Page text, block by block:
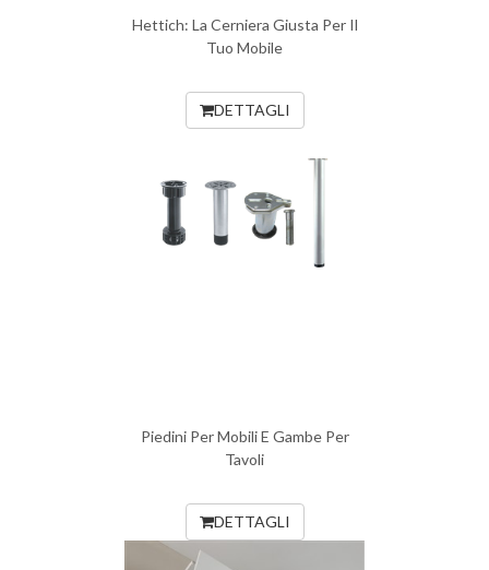
Hettich: La Cerniera Giusta Per Il
Tuo Mobile
DETTAGLI
Piedini Per Mobili E Gambe Per
Tavoli
DETTAGLI